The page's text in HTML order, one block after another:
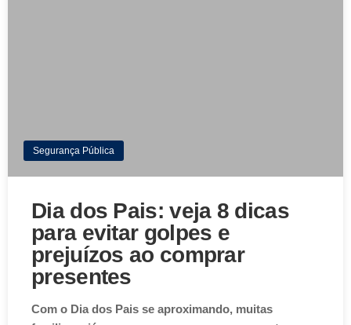
Segurança Pública
Dia dos Pais: veja 8 dicas
para evitar golpes e
prejuízos ao comprar
presentes
Com o Dia dos Pais se aproximando, muitas